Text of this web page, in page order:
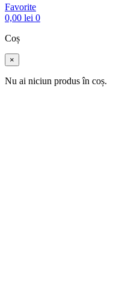
Favorite
0,00 lei 0
Coș
×
Nu ai niciun produs în coș.